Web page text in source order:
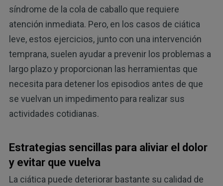
síndrome de la cola de caballo que requiere
atención inmediata. Pero, en los casos de ciática
leve, estos ejercicios, junto con una intervención
temprana, suelen ayudar a prevenir los problemas a
largo plazo y proporcionan las herramientas que
necesita para detener los episodios antes de que
se vuelvan un impedimento para realizar sus
actividades cotidianas.
Estrategias sencillas para aliviar el dolor
y evitar que vuelva
La ciática puede deteriorar bastante su calidad de